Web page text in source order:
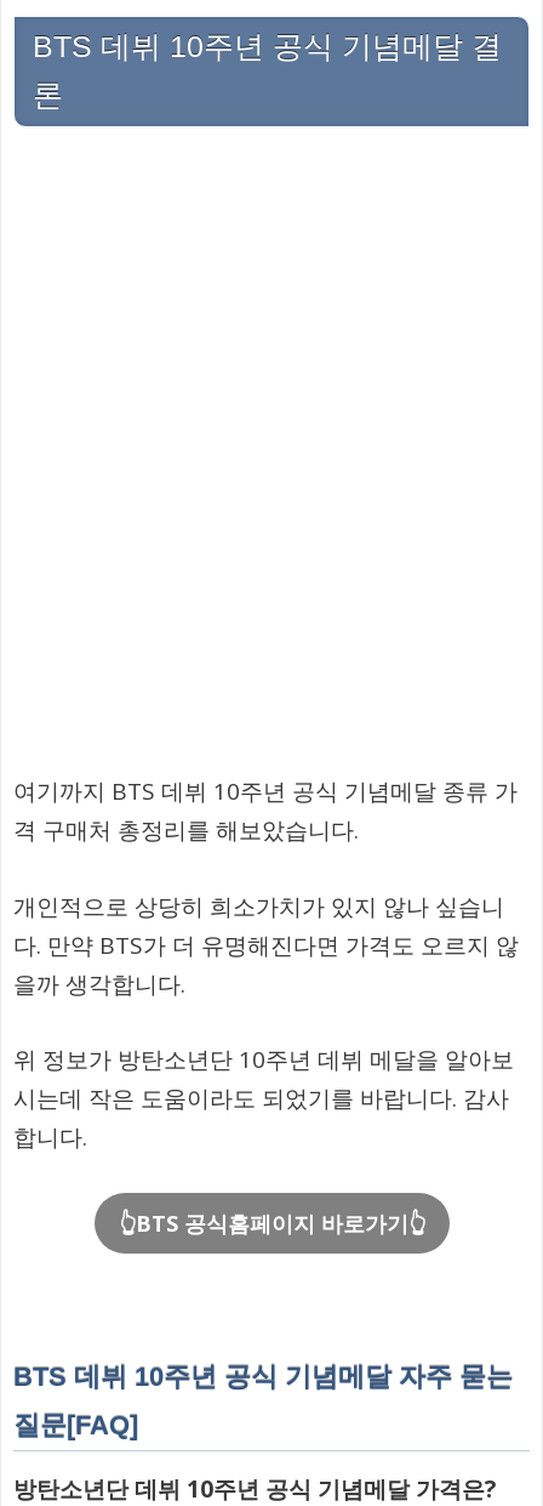
BTS 데뷔 10주년 공식 기념메달 결
론
여기까지 BTS 데뷔 10주년 공식 기념메달 종류 가
격 구매처 총정리를 해보았습니다.
개인적으로 상당히 희소가치가 있지 않나 싶습니
다. 만약 BTS가 더 유명해진다면 가격도 오르지 않
을까 생각합니다.
위 정보가 방탄소년단 10주년 데뷔 메달을 알아보
시는데 작은 도움이라도 되었기를 바랍니다. 감사
합니다.
👆BTS 공식홈페이지 바로가기👆
BTS 데뷔 10주년 공식 기념메달 자주 묻는
질문[FAQ]
방탄소년단 데뷔 10주년 공식 기념메달 가격은?